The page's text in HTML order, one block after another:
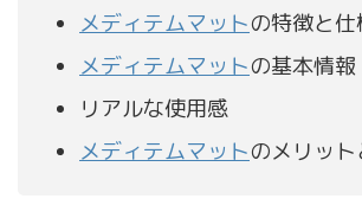
メディテムマットの特徴と仕
メディテムマットの基本情報
リアルな使用感
メディテムマットのメリッ